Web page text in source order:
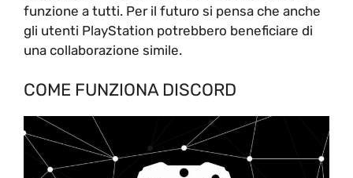
funzione a tutti. Per il futuro si pensa che anche
gli utenti PlayStation potrebbero beneficiare di
una collaborazione simile.
COME FUNZIONA DISCORD